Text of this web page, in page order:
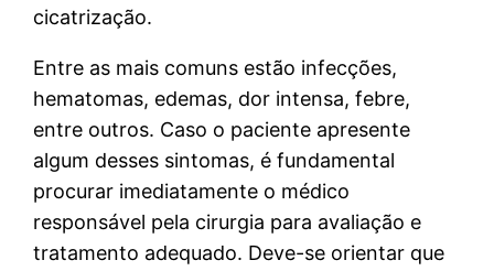
cicatrização.
Entre as mais comuns estão infecções,
hematomas, edemas, dor intensa, febre,
entre outros. Caso o paciente apresente
algum desses sintomas, é fundamental
procurar imediatamente o médico
responsável pela cirurgia para avaliação e
tratamento adequado. Deve-se orientar que